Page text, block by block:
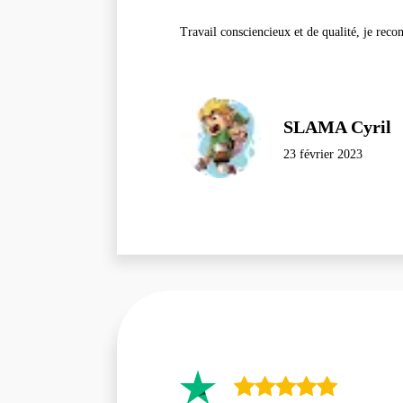
Travail consciencieux et de qualité, je
SLAMA Cyril
23 février 2023